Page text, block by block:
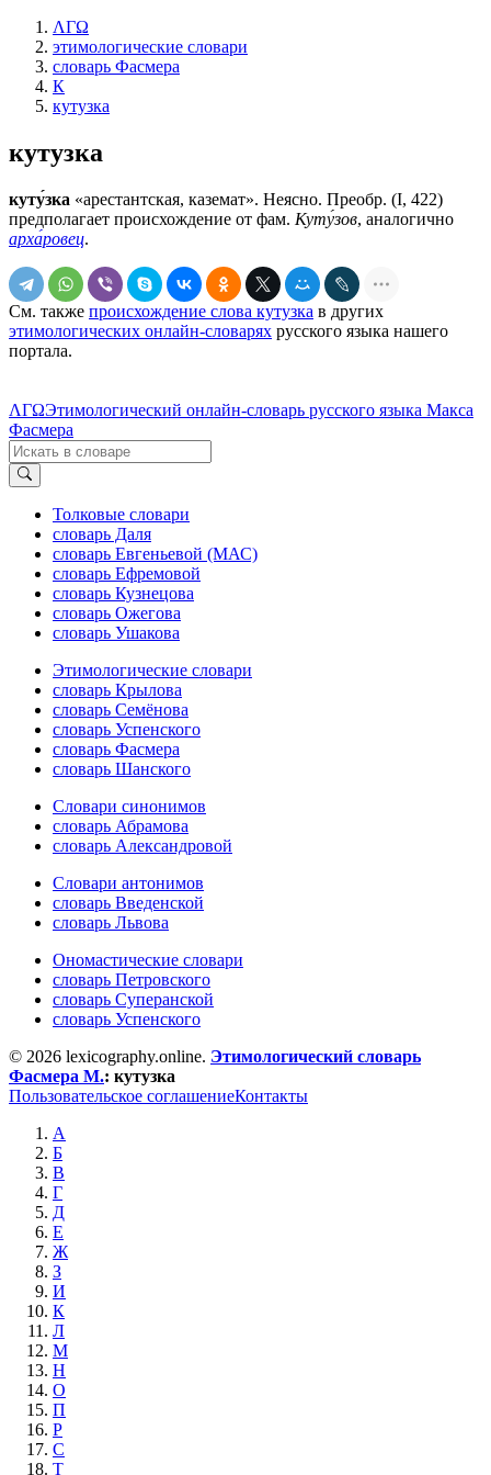
ΛΓΩ
этимологические словари
словарь Фасмера
К
кутузка
кутузка
куту́зка «арестантская, каземат». Неясно. Преобр. (I, 422)
предполагает происхождение от фам. Куту́зов, аналогично
арха́ровец.
См. также происхождение слова кутузка в других
этимологических онлайн-словарях русского языка нашего
портала.
ΛΓΩЭтимологический онлайн-словарь русского языка Макса
Фасмера
Толковые словари
словарь Даля
словарь Евгеньевой (МАС)
словарь Ефремовой
словарь Кузнецова
словарь Ожегова
словарь Ушакова
Этимологические словари
словарь Крылова
словарь Семёнова
словарь Успенского
словарь Фасмера
словарь Шанского
Словари синонимов
словарь Абрамова
словарь Александровой
Словари антонимов
словарь Введенской
словарь Львова
Ономастические словари
словарь Петровского
словарь Суперанской
словарь Успенского
© 2026 lexicography.online. Этимологический словарь
Фасмера М.: кутузка
Пользовательское соглашениеКонтакты
А
Б
В
Г
Д
Е
Ж
З
И
К
Л
М
Н
О
П
Р
С
Т